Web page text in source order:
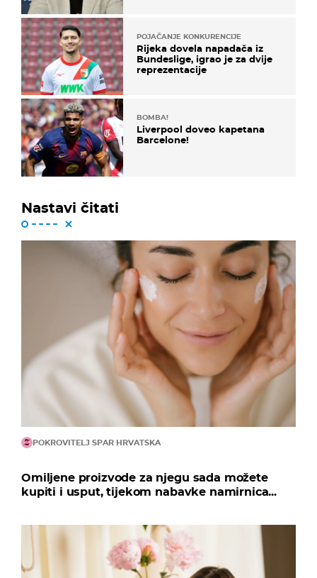
POJAČANJE KONKURENCIJE
Rijeka dovela napadača iz
Bundeslige, igrao je za dvije
reprezentacije
BOMBA!
Liverpool doveo kapetana
Barcelone!
Nastavi čitati
POKROVITELJ SPAR HRVATSKA
Omiljene proizvode za njegu sada možete
kupiti i usput, tijekom nabavke namirnica...